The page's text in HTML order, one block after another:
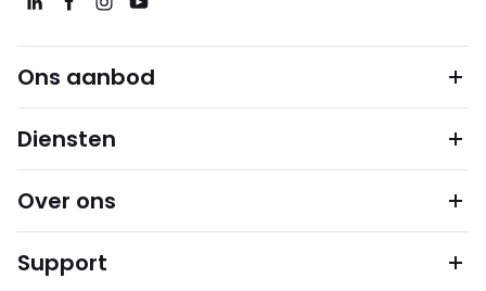
Ons aanbod
Diensten
Over ons
Support